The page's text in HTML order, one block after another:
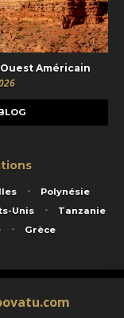
Américain
Polynésie
Unis
Tanzanie
Grèce
75017 Paris - S.A.S
- Code APE 7911Z